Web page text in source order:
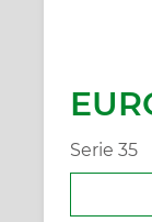
Serie 35